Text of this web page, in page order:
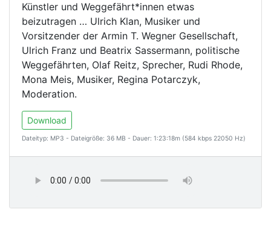
Künstler und Weggefährt*innen etwas
beizutragen … Ulrich Klan, Musiker und
Vorsitzender der Armin T. Wegner Gesellschaft,
Ulrich Franz und Beatrix Sassermann, politische
Weggefährten, Olaf Reitz, Sprecher, Rudi Rhode,
Mona Meis, Musiker, Regina Potarczyk,
Moderation.
Download
Dateityp: MP3 - Dateigröße: 36 MB - Dauer: 1:23:18m (584 kbps 22050 Hz)